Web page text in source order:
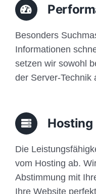
Besonders
Informationen
setzen wir sowohl
der Server-Technik
Hosting
Die
vom Hosting ab.
Abstimmung mit
Ihre Website